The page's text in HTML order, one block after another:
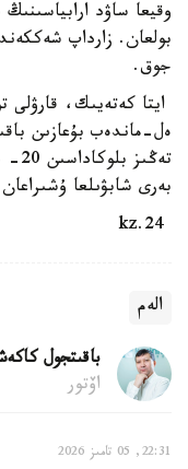
وقيعا ساۋد
بولعان. زارداپ
جوق.
ايتا كەتەيىك،
ەل-ماندەب بۇعازىن
بەرى شابۋىلعا
الەم
باقىتجول
اۆتور
22:31, 05 تامىز 2026